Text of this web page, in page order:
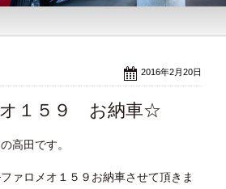
2016年2月20日
オ１５９ お納車☆
高田です。
ァロメオ１５９お納車させて頂きま